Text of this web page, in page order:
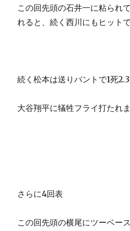
この回先頭の石井一に粘られ
れると、続く西川にもヒット
続く松本は送りバントで1死
大谷翔平に犠牲フライ打たれ
さらに4回表
この回先頭の横尾にツーベー